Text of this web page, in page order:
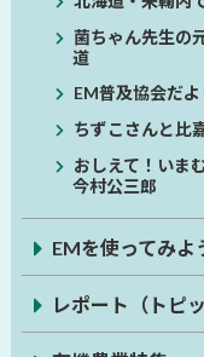
菌ちゃん先生の
道
EM普及協会だよ
ちずこさんと比
おしえて！いま
今村公三郎
EMを使ってみよ
レポート（トピッ